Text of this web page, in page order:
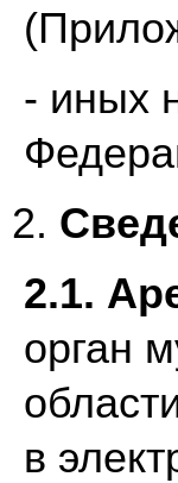
- иных
2.1.
орган
в